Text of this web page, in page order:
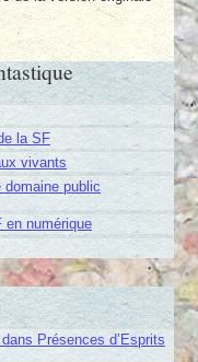
la SF
vivants
domaine public
en numérique
Présences d’Esprits